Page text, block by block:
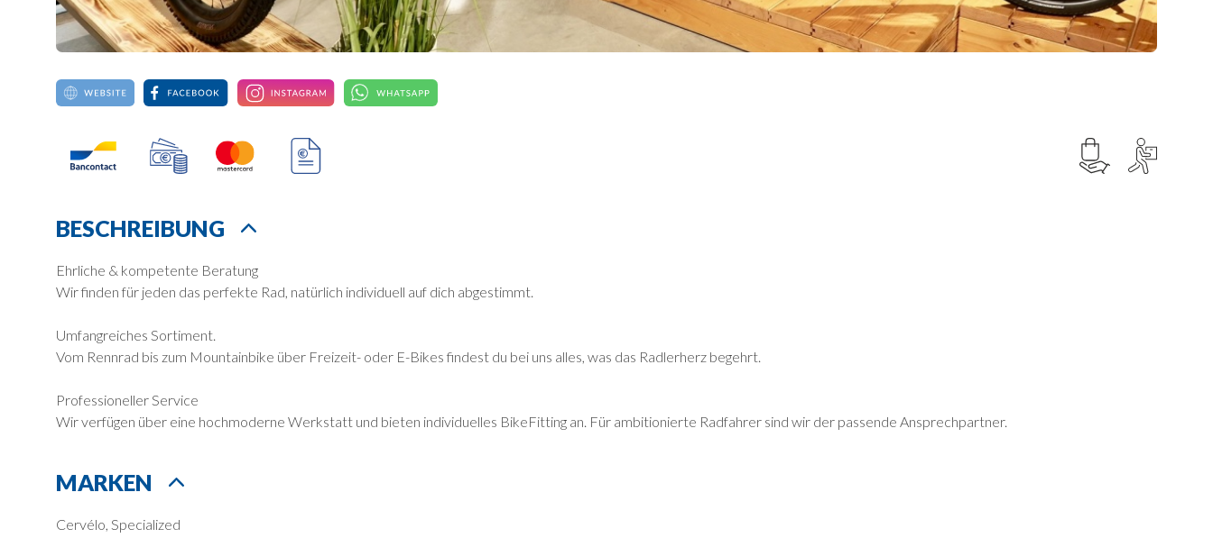
BESCHREIBUNG
Ehrliche & kompetente Beratung
Wir finden für jeden das perfekte Rad, natürlich individuell auf dich abgestimmt.
Umfangreiches Sortiment.
Vom Rennrad bis zum Mountainbike über Freizeit- oder E-Bikes findest du bei uns alles, was das Radlerherz begehrt.
Professioneller Service
Wir verfügen über eine hochmoderne Werkstatt und bieten individuelles BikeFitting an. Für ambitionierte Radfahrer sind wir der passende Ansprechpartner.
MARKEN
Cervélo, Specialized